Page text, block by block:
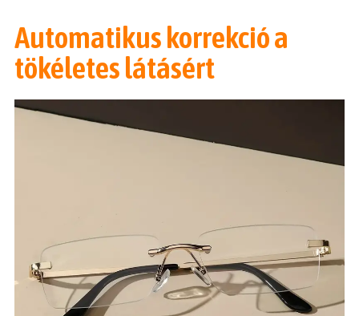
Automatikus korrekció a
tökéletes látásért